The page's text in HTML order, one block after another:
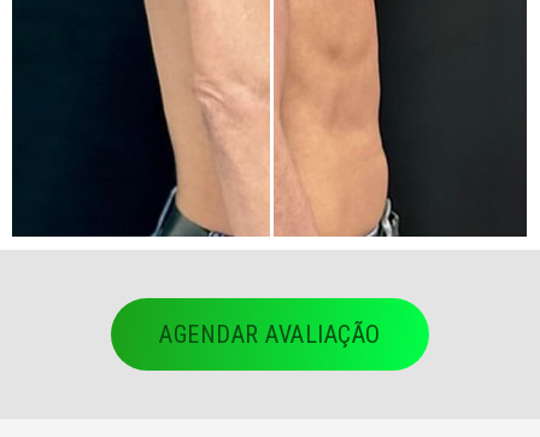
AGENDAR AVALIAÇÃO